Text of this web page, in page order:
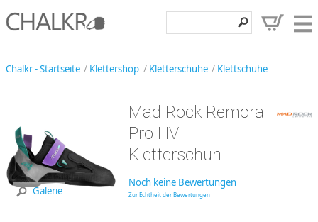
Klettershop
Entdecken
Hilfe, Kontakt
Chalkr - Startseite Klettershop Kletterschuhe Klettschuhe
Galerie
Mad Rock Remora
Pro HV
Kletterschuh
Noch keine Bewertungen
Zur Echtheit der Bewertungen